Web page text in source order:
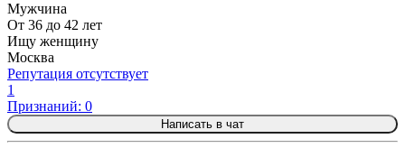
Мужчина
От 36 до 42 лет
Ищу женщину
Москва
Репутация отсутствует
1
Признаний: 0
Написать в чат